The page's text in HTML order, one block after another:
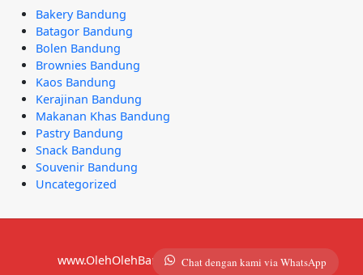
Bakery Bandung
Batagor Bandung
Bolen Bandung
Brownies Bandung
Kaos Bandung
Kerajinan Bandung
Makanan Khas Bandung
Pastry Bandung
Snack Bandung
Souvenir Bandung
Uncategorized
www.OlehOlehBandung.com | 081292921490
Chat dengan kami via WhatsApp